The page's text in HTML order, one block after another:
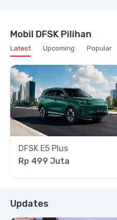
Mobil DFSK Pilihan
Latest Upcoming Popular
DFSK E5 Plus
Rp 499 Juta
Updates